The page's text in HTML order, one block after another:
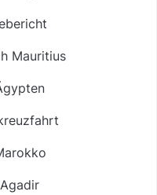
Mauritius